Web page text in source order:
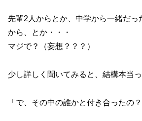
先輩2人からとか、中学から一緒だっ
から、とか・・・
マジで？（妄想？？？）
少し詳しく聞いてみると、結構本当っ
「で、その中の誰かと付き合ったの？